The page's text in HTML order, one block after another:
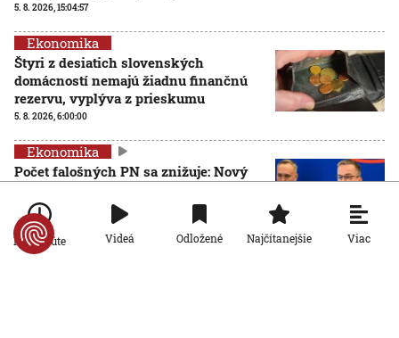
5. 8. 2026, 15:04:57
Ekonomika
Štyri z desiatich slovenských
domácností nemajú žiadnu finančnú
rezervu, vyplýva z prieskumu
5. 8. 2026, 6:00:00
Ekonomika
Počet falošných PN sa znižuje: Nový
desiatky miliónov eur
4. 8. 2026, 19:11:30
Ekonomika
Po minúte Videá Odložené Najčítanejšie Viac